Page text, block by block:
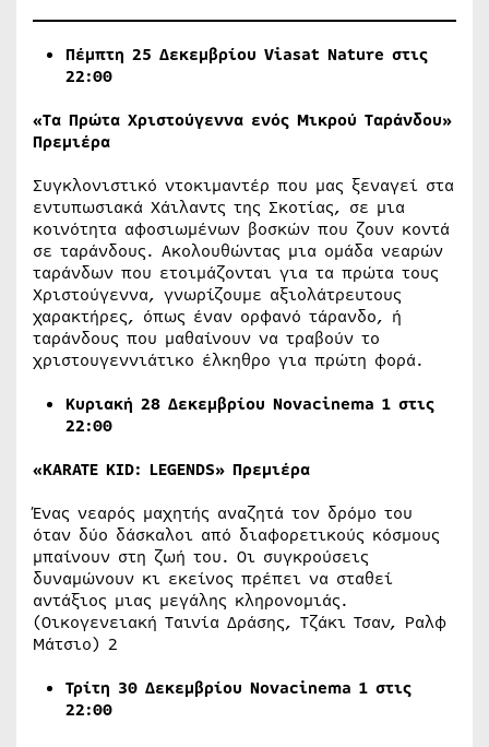
Πέμπτη 25 Δεκεμβρίου Viasat Nature στις
22:00
«Τα Πρώτα Χριστούγεννα ενός Μικρού Ταράνδου»
Πρεμιέρα
Συγκλονιστικό ντοκιμαντέρ που μας ξεναγεί στα
εντυπωσιακά Χάιλαντς της Σκοτίας, σε μια
κοινότητα αφοσιωμένων βοσκών που ζουν κοντά
σε ταράνδους. Ακολουθώντας μια ομάδα νεαρών
ταράνδων που ετοιμάζονται για τα πρώτα τους
Χριστούγεννα, γνωρίζουμε αξιολάτρευτους
χαρακτήρες, όπως έναν ορφανό τάρανδο, ή
ταράνδους που μαθαίνουν να τραβούν το
χριστουγεννιάτικο έλκηθρο για πρώτη φορά.
Κυριακή 28 Δεκεμβρίου Νovacinema 1 στις
22:00
«KARATE KID: LEGENDS» Πρεμιέρα
Ένας νεαρός μαχητής αναζητά τον δρόμο του
όταν δύο δάσκαλοι από διαφορετικούς κόσμους
μπαίνουν στη ζωή του. Οι συγκρούσεις
δυναμώνουν κι εκείνος πρέπει να σταθεί
αντάξιος μιας μεγάλης κληρονομιάς.
(Οικογενειακή Ταινία Δράσης, Τζάκι Τσαν, Ραλφ
Μάτσιο) 2
Τρίτη 30 Δεκεμβρίου Νovacinema 1 στις
22:00